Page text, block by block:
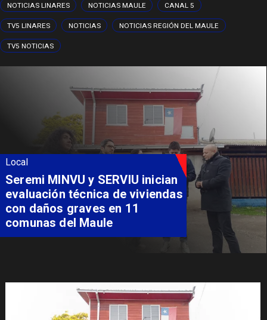
NOTICIAS LINARES NOTICIAS MAULE CANAL 5
TV5 LINARES NOTICIAS NOTICIAS REGIÓN DEL MAULE
TV5 NOTICIAS
Local
Seremi MINVU y SERVIU inician
evaluación técnica de viviendas
con daños graves en 11
comunas del Maule